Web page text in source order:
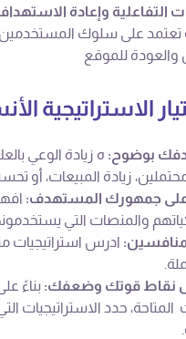
التفاعلية وإعادة
تعتمد على سلوك المستخدمين
والعودة للموقع
الاستراتيجية
بوضوح: ه زيادة الوعي
زيادة المبيعات، أو
جمهورك المستهدف:
والمنصات التي
ادرس استراتيجيات
نقاط قوتك وضعفك: بناءً
المتاحة، حدد الاستراتيجيات